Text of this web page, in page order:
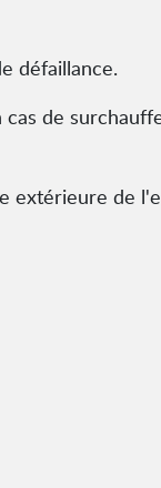
défaillance.
de
extérieure de